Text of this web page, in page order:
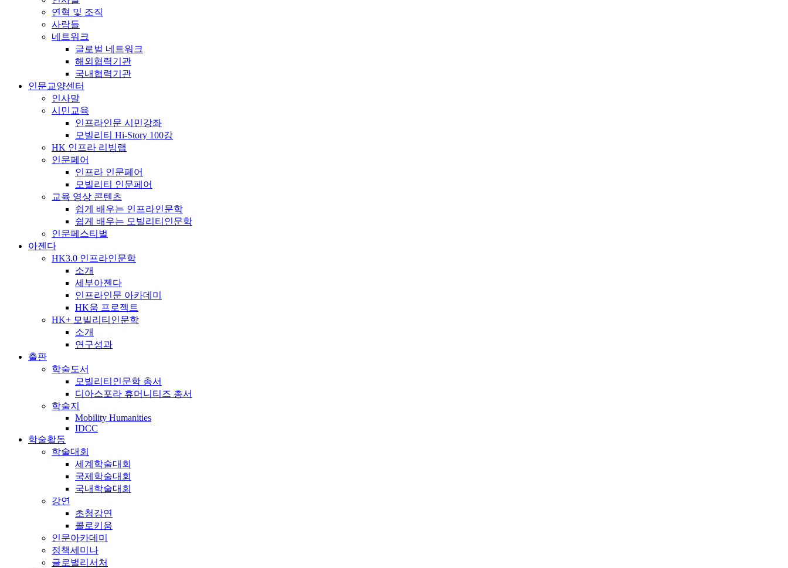
연혁 및 조직
사람들
네트워크
글로벌 네트워크
해외협력기관
국내협력기관
인문교양센터
인사말
시민교육
인프라인문 시민강좌
모빌리티 Hi-Story 100강
HK 인프라 리빙랩
인문페어
인프라 인문페어
모빌리티 인문페어
교육 영상 콘텐츠
쉽게 배우는 인프라인문학
쉽게 배우는 모빌리티인문학
인문페스티벌
아젠다
HK3.0 인프라인문학
소개
세부아젠다
인프라인문 아카데미
HK움 프로젝트
HK+ 모빌리티인문학
소개
연구성과
출판
학술도서
모빌리티인문학 총서
디아스포라 휴머니티즈 총서
학술지
Mobility Humanities
IDCC
학술활동
학술대회
세계학술대회
국제학술대회
국내학술대회
강연
초청강연
콜로키움
인문아카데미
정책세미나
글로벌리서처